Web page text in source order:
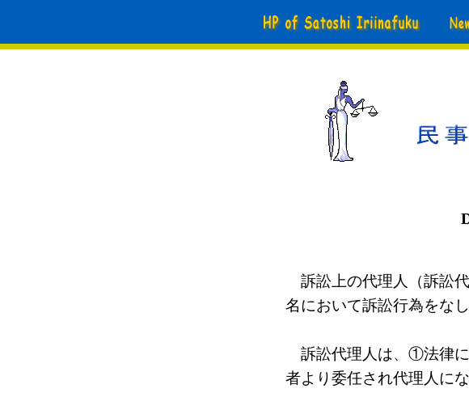
訴訟上の代理人（訴訟
名において訴訟行為をな
訴訟代理人は、①法律に
者より委任され代理人に